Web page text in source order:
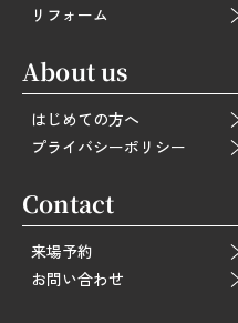
Contact
来場予約
お問い合わせ
リフォーム
About us
はじめての方へ
プライバシーポリシー